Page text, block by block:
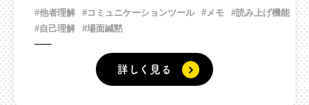
#他者理解 #コミュニケーションツール #メモ
#読み上げ機能
#自己理解
#場面緘黙
詳しく見る